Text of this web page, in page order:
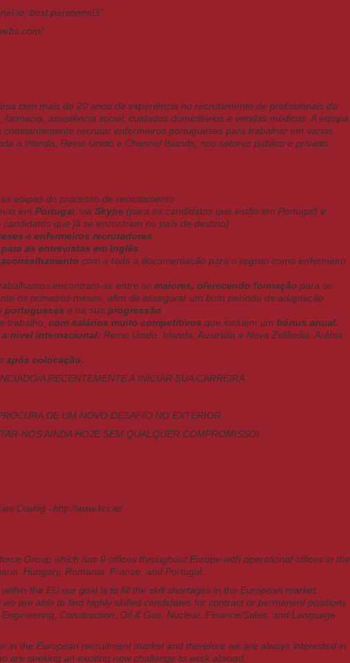
; best.personnel3”
com mais de 20 anos de experiência no recrutamento de profissionais do
assistência social, cuidados domiciliários e vendas médicas. A equipa
recrutar enfermeiros portugueses para trabalhar em vários
a Irlanda, Reino Unido e Channel Islands, nos setores público e privado.
etapas do processo de recrutamento
em Portugal, via Skype (para os candidatos que estão em Portugal) e
candidatos que já se encontram no país de destino)
e enfermeiros recrutadores
para as entrevistas em Inglês
aconselhamento com a toda a documentação para o registo como enfermeiro
encontram-se entre os maiores, oferecendo formação para os
os primeiros meses, afim de assegurar um bom período de adaptação.
portugueses e na sua progressão
trabalho, com salários muito competitivos que incluem um bónus anual.
nível internacional: Reino Unido, Irlanda, Austrália e Nova Zelândia, Arábia
após colocação.
A RECENTEMENTE A INICIAR SUA CARREIRA
DE UM NOVO DESAFIO NO EXTERIOR
NOS AINDA HOJE SEM QUALQUER COMPROMISSO!
Cowhig - http://www.kcr.ie/
Group which has 9 offices throughout Europe with operational offices in the
Hungary, Romania, France, and Portugal.
the EU our goal is to fill the skill shortages in the European market.
are able to find highly skilled candidates for contract or permanent positions
Construction, Oil & Gas, Nuclear, Finance/Sales, and Language
in the European recruitment market and therefore we are always interested in
are seeking an exciting new challenge to work abroad.